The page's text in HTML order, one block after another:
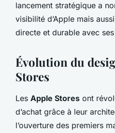
lancement stratégique a
visibilité d’Apple mais
directe et durable avec
Évolution du
Stores
Les Apple Stores ont
d’achat grâce à leur
l’ouverture des premiers